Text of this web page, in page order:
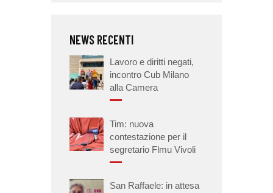
NEWS RECENTI
Lavoro e diritti negati,
incontro Cub Milano
alla Camera
Tim: nuova
contestazione per il
segretario Flmu Vivoli
San Raffaele: in attesa